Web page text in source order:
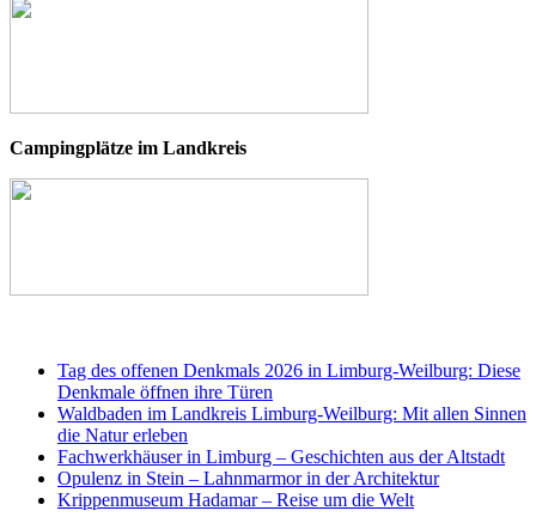
Campingplätze im Landkreis
Tag des offenen Denkmals 2026 in Limburg-Weilburg: Diese
Denkmale öffnen ihre Türen
Waldbaden im Landkreis Limburg-Weilburg: Mit allen Sinnen
die Natur erleben
Fachwerkhäuser in Limburg – Geschichten aus der Altstadt
Opulenz in Stein – Lahnmarmor in der Architektur
Krippenmuseum Hadamar – Reise um die Welt